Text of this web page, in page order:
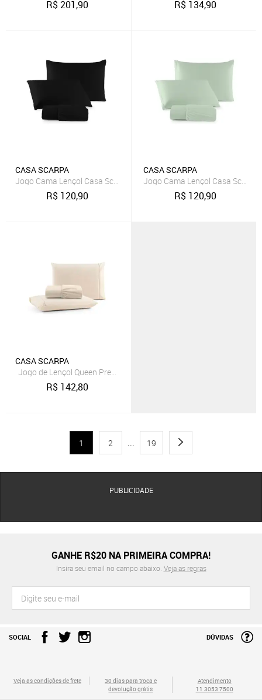
R$201,90 R$ 134,90
CASA SCARPA
Jogo Cama Lençol Casa Scarpa Sonnet Queen Malha Lisa Algodão
R$ 120,90
CASA SCARPA
Jogo Cama Lençol Casa
R$ 120,90
CASA SCARPA
Jogo de Lençol Queen Premium Soft 600 Fios Micropercal Palha
R$ 142,80
1 2 ... 19
PUBLICIDADE
GANHE R$20 NA PRIMEIRA COMPRA!
Insira seu email no campo abaixo. Veja as regras
SOCIAL DÚVIDAS
Veja as condições de frete
30 dias para troca e
devolução grátis
Atendimento
11 3053 7500